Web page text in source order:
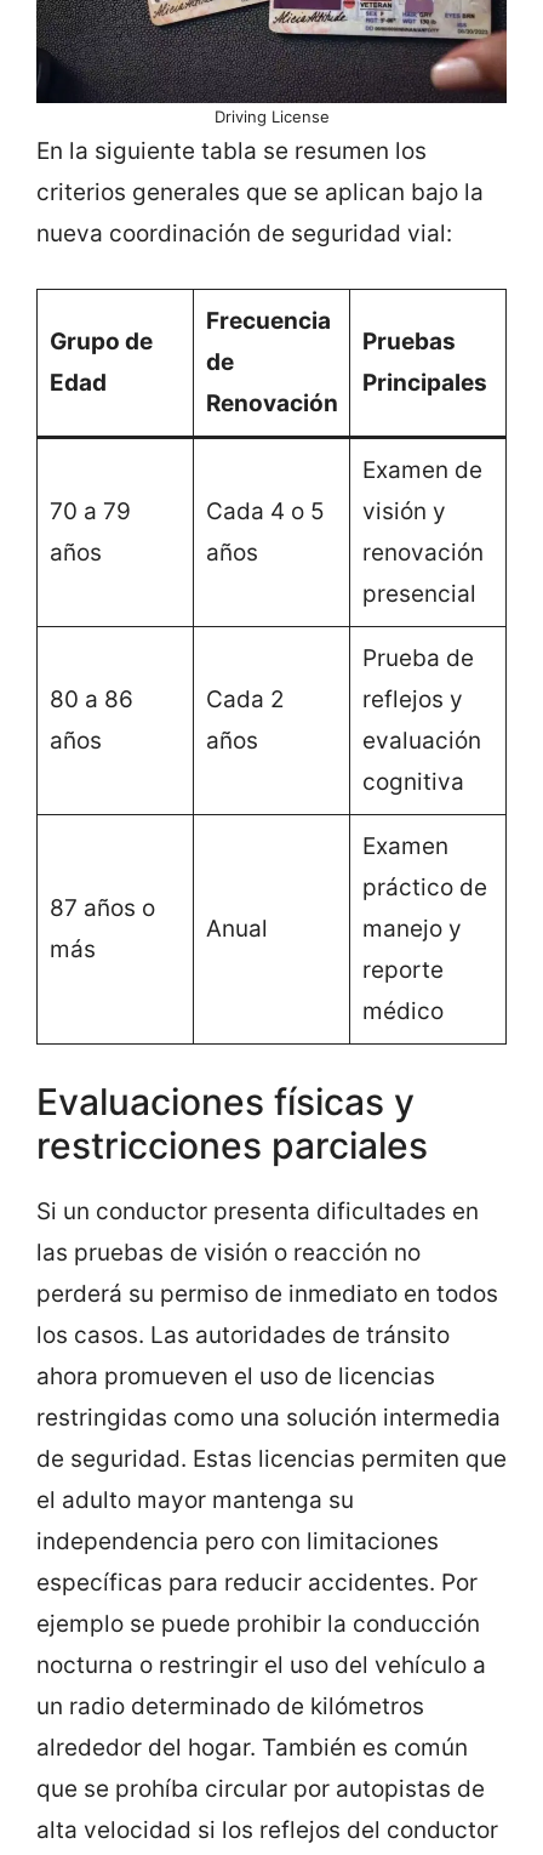
Driving License
En la siguiente tabla se resumen los
criterios generales que se aplican bajo la
nueva coordinación de seguridad vial:
Grupo de
Edad
Frecuencia
de
Renovación
Pruebas
Principales
70 a 79
años
Cada 4 o 5
años
Examen de
visión y
renovación
presencial
80 a 86
años
Cada 2
años
Prueba de
reflejos y
evaluación
cognitiva
87 años o
más
Anual
Examen
práctico de
manejo y
reporte
médico
Evaluaciones físicas y
restricciones parciales
Si un conductor presenta dificultades en
las pruebas de visión o reacción no
perderá su permiso de inmediato en todos
los casos. Las autoridades de tránsito
ahora promueven el uso de licencias
restringidas como una solución intermedia
de seguridad. Estas licencias permiten que
el adulto mayor mantenga su
independencia pero con limitaciones
específicas para reducir accidentes. Por
ejemplo se puede prohibir la conducción
nocturna o restringir el uso del vehículo a
un radio determinado de kilómetros
alrededor del hogar. También es común
que se prohíba circular por autopistas de
alta velocidad si los reflejos del conductor